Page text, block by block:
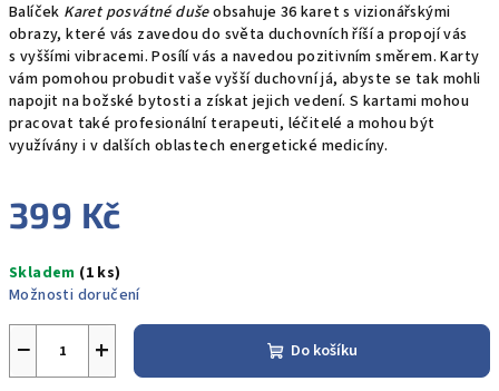
Balíček Karet posvátné dušeobsahuje 36 karet s vizionářskými
obrazy, které vás zavedou do světa duchovních říší a propojí vás
s vyššími vibracemi. Posílí vás a navedou pozitivním směrem. Karty
vám pomohou probudit vaše vyšší duchovní já, abyste se tak mohli
napojit na božské bytosti a získat jejich vedení. S kartami mohou
pracovat také profesionální terapeuti, léčitelé a mohou být
využívány i v dalších oblastech energetické medicíny.
399 Kč
cena:
Skladem (1 ks)
Možnosti doručení
+
− Do košíku